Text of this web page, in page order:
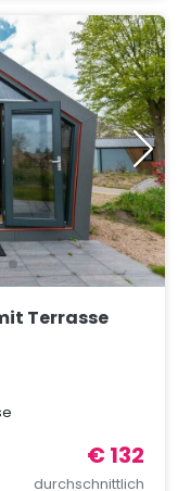
Terrasse
€ 132
durchschnittlich